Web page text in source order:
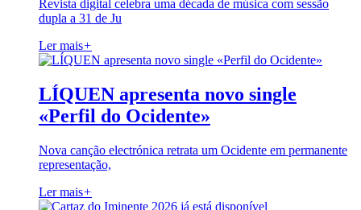
Revista digital celebra uma década de música com sessão
dupla a 31 de Ju
Ler mais+
LÍQUEN apresenta novo single
«Perfil do Ocidente»
Nova canção electrónica retrata um Ocidente em permanente
representação,
Ler mais+